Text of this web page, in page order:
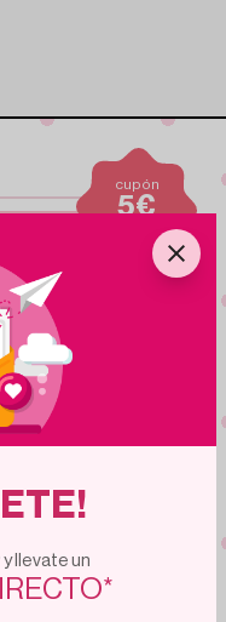
cupón
5€
suscripciones
dia de ofertas,
¡Me apunto!
expertos.
estas ofertas.
y llevate un